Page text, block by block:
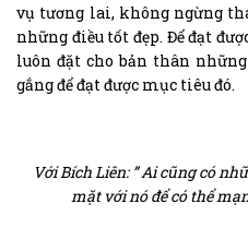
vụ tương lai, không ngừng
những điều tốt đẹp. Để đạt
luôn đặt cho bản thân
gắng để đạt được mục tiêu đó.
Với Bích Liên: ” Ai cũng có
mặt với nó để có thể